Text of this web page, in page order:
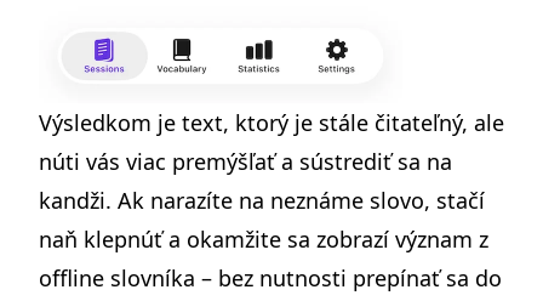
Výsledkom je text, ktorý je stále čitateľný, ale
núti vás viac premýšľať a sústrediť sa na
kandži. Ak narazíte na neznáme slovo, stačí
naň klepnúť a okamžite sa zobrazí význam z
offline slovníka – bez nutnosti prepínať sa do